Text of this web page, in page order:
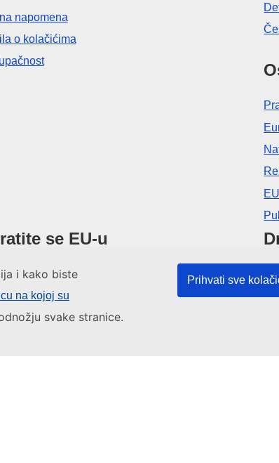
i kako biste
na kojoj su
svake stranice.
Prihvati sve
napomena
o kolačićima
se EU-u
nas na 00 800 6 7 8 9 10 11
telefonsku vezu na drugi način
nam služeći se našim obrascem za kontakt